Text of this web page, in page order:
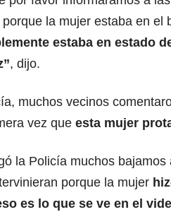
la mujer estaba en el
estaba en estado
, dijo.
muchos vecinos
vez que esta mujer
la Policía muchos
porque la mujer
es lo que se ve en el